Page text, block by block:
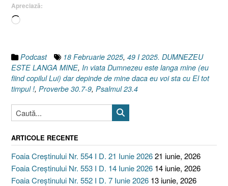
Apreciază:
Încarc...
Podcast 18 Februarie 2025, 49 I 2025. DUMNEZEU
ESTE LANGA MINE, In viata Dumnezeu este langa mine (eu
fiind copilul Lui) dar depinde de mine daca eu voi sta cu El tot
timpul !, Proverbe 30.7-9, Psalmul 23.4
ARTICOLE RECENTE
Foaia Creștinului Nr. 554 I D. 21 Iunie 202621 iunie, 2026
Foaia Creștinului Nr. 553 I D. 14 Iunie 2026 14 iunie, 2026
Foaia Creștinului Nr. 552 I D. 7 Iunie 2026 13 iunie, 2026